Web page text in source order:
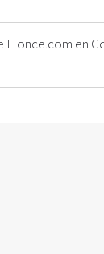
Elonce.com en